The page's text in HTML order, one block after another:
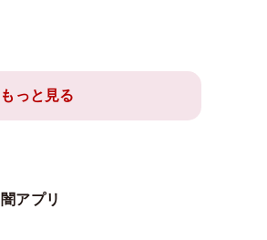
もっと見る
闇アプリ